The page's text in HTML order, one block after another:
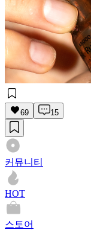
69 15
커뮤니티
HOT
스토어